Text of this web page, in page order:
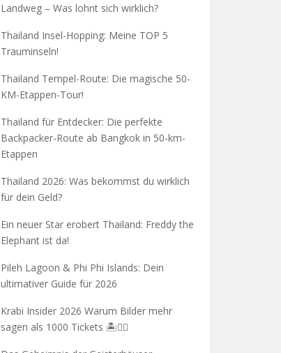
Landweg – Was lohnt sich wirklich?
Thailand Insel-Hopping: Meine TOP 5
Trauminseln!
Thailand Tempel-Route: Die magische 50-
KM-Etappen-Tour!
Thailand für Entdecker: Die perfekte
Backpacker-Route ab Bangkok in 50-km-
Etappen
Thailand 2026: Was bekommst du wirklich
für dein Geld?
Ein neuer Star erobert Thailand: Freddy the
Elephant ist da!
Pileh Lagoon & Phi Phi Islands: Dein
ultimativer Guide für 2026
Krabi Insider 2026 Warum Bilder mehr
sagen als 1000 Tickets 🏝️🧗‍♂️